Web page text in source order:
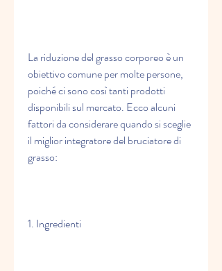
La riduzione del grasso corporeo è un
obiettivo comune per molte persone,
poiché ci sono così tanti prodotti
disponibili sul mercato. Ecco alcuni
fattori da considerare quando si sceglie
il miglior integratore del bruciatore di
grasso:
1. Ingredienti